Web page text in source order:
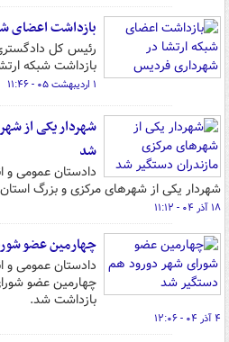
بازداشت اعضای
رئیس کل
بازداشت شبکه
۱ اردیبهشت ۰۵ - ۱۱:۴۶
شهردار یکی از
شد
دادستان عمومی و
شهردار یکی از شهرهای مرکزی و بزرگ استان
۱۸ آذر ۰۴ - ۱۱:۱۲
چهارمین عضو
دادستان عمومی و
چهارمین عضو
بازداشت شد.
۴ آذر ۰۴ - ۱۲:۰۶